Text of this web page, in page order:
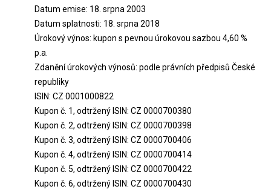
Datum emise: 18. srpna 2003
Datum splatnosti: 18. srpna 2018
Úrokový výnos: kupon s pevnou úrokovou sazbou 4,60 %
p.a.
Zdanění úrokových výnosů: podle právních předpisů České
republiky
ISIN: CZ 0001000822
Kupon č. 1, odtržený ISIN: CZ 0000700380
Kupon č. 2, odtržený ISIN: CZ 0000700398
Kupon č. 3, odtržený ISIN: CZ 0000700406
Kupon č. 4, odtržený ISIN: CZ 0000700414
Kupon č. 5, odtržený ISIN: CZ 0000700422
Kupon č. 6, odtržený ISIN: CZ 0000700430